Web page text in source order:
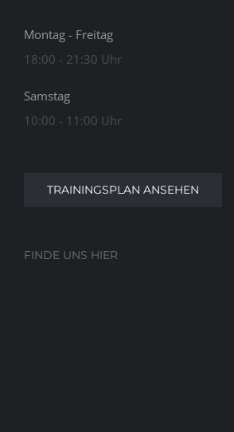
Montag - Freitag
18:00 - 21:30 Uhr
Samstag
10:00 - 11:00 Uhr
TRAININGSPLAN ANSEHEN
FINDE UNS HIER